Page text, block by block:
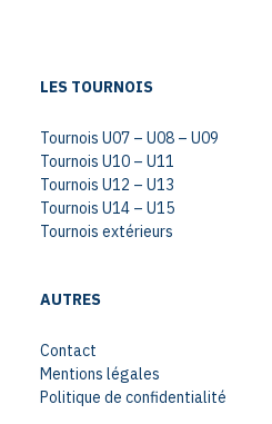
LES TOURNOIS
Tournois U07 – U08 – U09
Tournois U10 – U11
Tournois U12 – U13
Tournois U14 – U15
Tournois extérieurs
AUTRES
Contact
Mentions légales
Politique de confidentialité